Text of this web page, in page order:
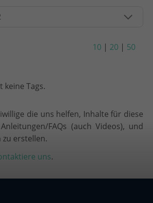
10 | 20 | 50
keine Tags.
die uns helfen, Inhalte für diese
FAQs (auch Videos), und
erstellen.
uns.